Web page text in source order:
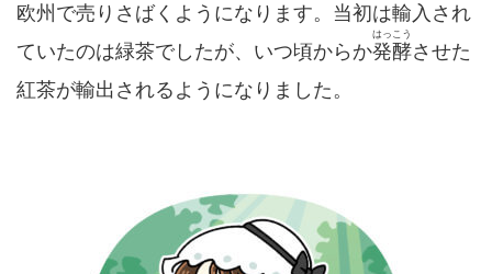
欧州で売りさばくようになります。当初は輸入され
ていたのは緑茶でしたが、いつ頃からか発酵
はっこう
させた
紅茶が輸出されるようになりました。